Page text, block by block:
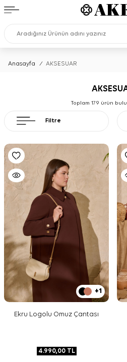
Anasayfa / AKSESUAR
Filtre
Toplam 179 ürün
+1
Ekru Logolu Omuz Çantası
4.990,00TL